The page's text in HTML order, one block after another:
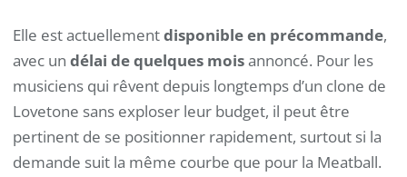
Elle est actuellementdisponible en précommande,
avec un délai de quelques moisannoncé. Pour les
musiciens qui rêvent depuis longtemps d’un clone de
Lovetone sans exploser leur budget, il peut être
pertinent de se positionner rapidement, surtout si la
demande suit la même courbe que pour la Meatball.